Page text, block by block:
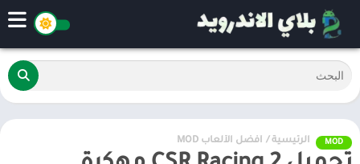
MOD الرئيسية / أفضل الألعاب MOD